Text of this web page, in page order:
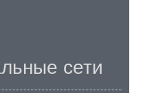
сети